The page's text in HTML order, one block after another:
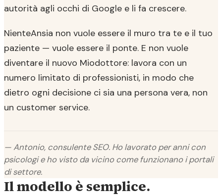
autorità agli occhi di Google e li fa crescere.
NienteAnsia non vuole essere il muro tra te e il tuo
paziente — vuole essere il ponte. E non vuole
diventare il nuovo Miodottore: lavora con un
numero limitato di professionisti, in modo che
dietro ogni decisione ci sia una persona vera, non
un customer service.
— Antonio, consulente SEO. Ho lavorato per anni con
psicologi e ho visto da vicino come funzionano i portali
di settore.
Il modello è semplice.